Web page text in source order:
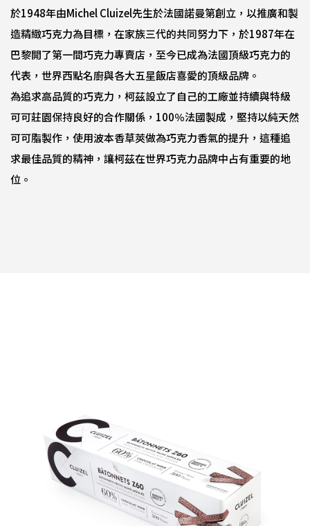
於1948年由Michel Cluizel先生於法國諾曼第創立，以推廣和製
造精緻巧克力為目標，在家族三代的共同努力下，於1987年在
巴黎開了第一間巧克力專賣店，至今已成為法國頂級巧克力的
代表，世界西點名廚與各大五星飯店喜愛的頂級品牌。
為追求高品質的巧克力，柯茲設立了自己的工廠並持續與特級
可可莊園保持良好的合作關係，100％法國製成，堅持以純天然
可可脂製作，使用波本香草莢做為巧克力香氣的提升，這種追
求最佳品質的精神，讓柯茲在世界巧克力品牌中占有重要的地
位。